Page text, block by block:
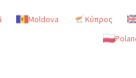
Moldova Κύπρος